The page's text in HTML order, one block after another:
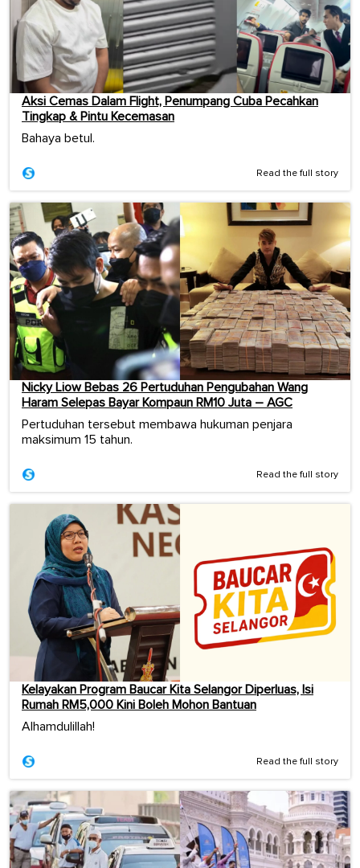
Aksi Cemas Dalam Flight, Penumpang Cuba Pecahkan
Tingkap & Pintu Kecemasan
Bahaya betul.
Read the full story
Nicky Liow Bebas 26 Pertuduhan Pengubahan Wang
Haram Selepas Bayar Kompaun RM10 Juta – AGC
Pertuduhan tersebut membawa hukuman penjara
maksimum 15 tahun.
Read the full story
Kelayakan Program Baucar Kita Selangor Diperluas, Isi
Rumah RM5,000 Kini Boleh Mohon Bantuan
Alhamdulillah!
Read the full story